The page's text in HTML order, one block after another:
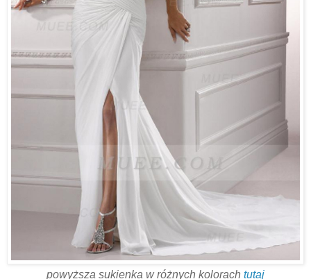
powyższa sukienka w różnych kolorach tutaj